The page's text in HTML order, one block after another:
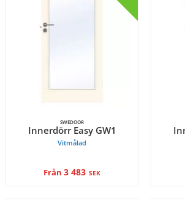
SWEDOOR
Innerdörr Easy GW1
Vitmålad
Från 3 483 SEK